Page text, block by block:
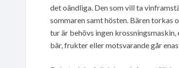
det oändliga. Den som vill ta
sommaren samt hösten. Bären torkas
tur är behövs ingen
bär, frukter eller motsvarande går